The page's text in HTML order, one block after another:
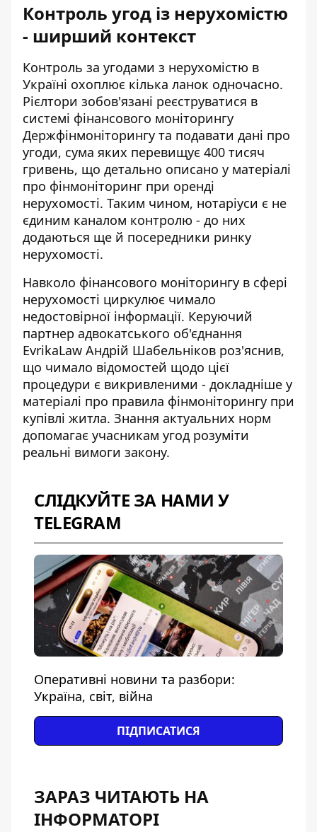
Контроль угод із нерухомістю
- ширший контекст
Контроль за угодами з нерухомістю в
Україні охоплює кілька ланок одночасно.
Рієлтори зобов'язані реєструватися в
системі фінансового моніторингу
Держфінмоніторингу та подавати дані про
угоди, сума яких перевищує 400 тисяч
гривень, що детально описано у матеріалі
про фінмоніторинг при оренді
нерухомості. Таким чином, нотаріуси є не
єдиним каналом контролю - до них
додаються ще й посередники ринку
нерухомості.
Навколо фінансового моніторингу в сфері
нерухомості циркулює чимало
недостовірної інформації. Керуючий
партнер адвокатського об'єднання
EvrikaLaw Андрій Шабельніков роз'яснив,
що чимало відомостей щодо цієї
процедури є викривленими - докладніше у
матеріалі про правила фінмоніторингу при
купівлі житла. Знання актуальних норм
допомагає учасникам угод розуміти
реальні вимоги закону.
СЛІДКУЙТЕ ЗА НАМИ У
TELEGRAM
Оперативні новини та разбори:
Україна, світ, війна
ПІДПИСАТИСЯ
ЗАРАЗ ЧИТАЮТЬ НА
ІНФОРМАТОРІ